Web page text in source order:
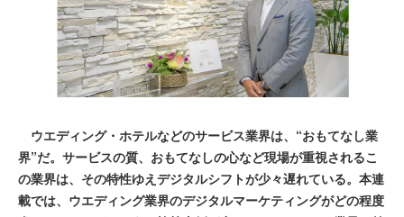
ウエディング・ホテルなどのサービス業界は、“おもてなし業
界”だ。サービスの質、おもてなしの心など現場が重視されるこ
の業界は、その特性ゆえデジタルシフトが少々遅れている。本連
載では、ウエディング業界のデジタルマーケティングがどの程度